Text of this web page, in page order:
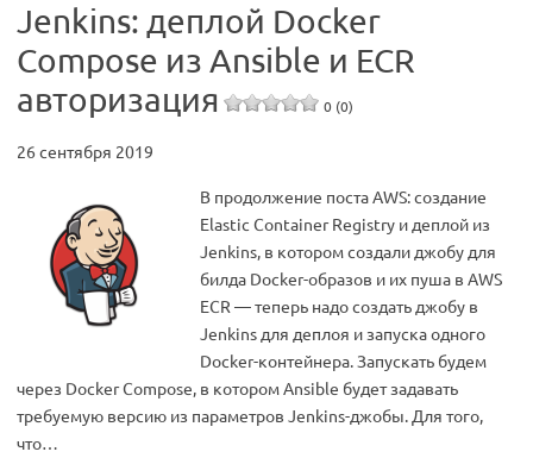
Jenkins: деплой Docker
Compose из Ansible и ECR
авторизация
0 (0)
26 сентября 2019
В продолжение поста AWS: создание
Elastic Container Registry и деплой из
Jenkins, в котором создали джобу для
билда Docker-образов и их пуша в AWS
ECR — теперь надо создать джобу в
Jenkins для деплоя и запуска одного
Docker-контейнера. Запускать будем
через Docker Compose, в котором Ansible будет задавать
требуемую версию из параметров Jenkins-джобы. Для того,
что…